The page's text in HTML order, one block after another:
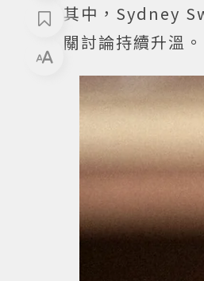
其中，Sydney
關討論持續升溫。